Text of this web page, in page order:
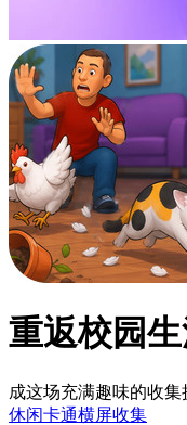
重返校园
成这场充满趣味的收集
休闲卡通横屏收集